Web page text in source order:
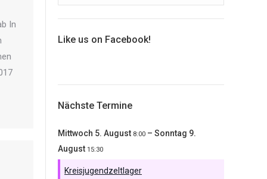
In
Like us on Facebook!
Nächste Termine
Mittwoch 5. August 8:00 – Sonntag 9.
August 15:30
Kreisjugendzeltlager